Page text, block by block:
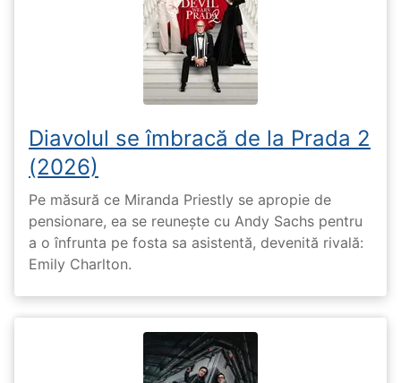
Diavolul se îmbracă de la Prada 2
(2026)
Pe măsură ce Miranda Priestly se apropie de
pensionare, ea se reunește cu Andy Sachs pentru
a o înfrunta pe fosta sa asistentă, devenită rivală:
Emily Charlton.